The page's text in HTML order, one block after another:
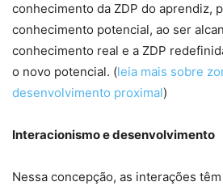
conhecimento da ZDP do aprendiz,
conhecimento potencial, ao ser
conhecimento real e a ZDP
o novo potencial. (leia mais sobre
desenvolvimento proximal)
Interacionismo e desenvolvimento
Nessa concepção, as interações